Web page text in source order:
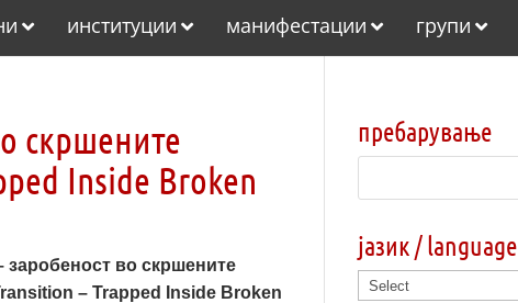
институции манифестации групи
скршените
Inside Broken
заробеност во скршените
– Trapped Inside Broken
пребарување
јазик / language